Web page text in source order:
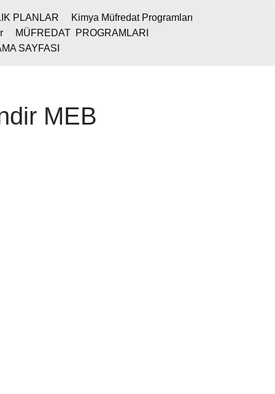
PLANLAR
Kimya Müfredat Programları
MÜFREDAT PROGRAMLARI
SAYFASI
MEB